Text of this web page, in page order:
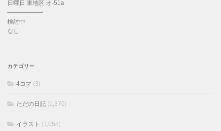
日曜日 東地区 オ-51a
——————
検討中
なし
カテゴリー
4コマ (3)
ただの日記 (1,370)
イラスト (1,058)